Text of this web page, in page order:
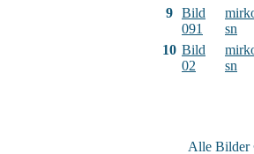
9 Bild
091
sn
10 Bild
02
sn
Alle